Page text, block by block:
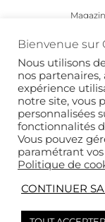
Les occasions pour
Copyright 2022
Bienvenue sur
Nous utilisons
nos
expérience
notre site, vous
personnalisées
fonctionnalités
Vous pouvez
paramétrant
Politique de
CONTINUER